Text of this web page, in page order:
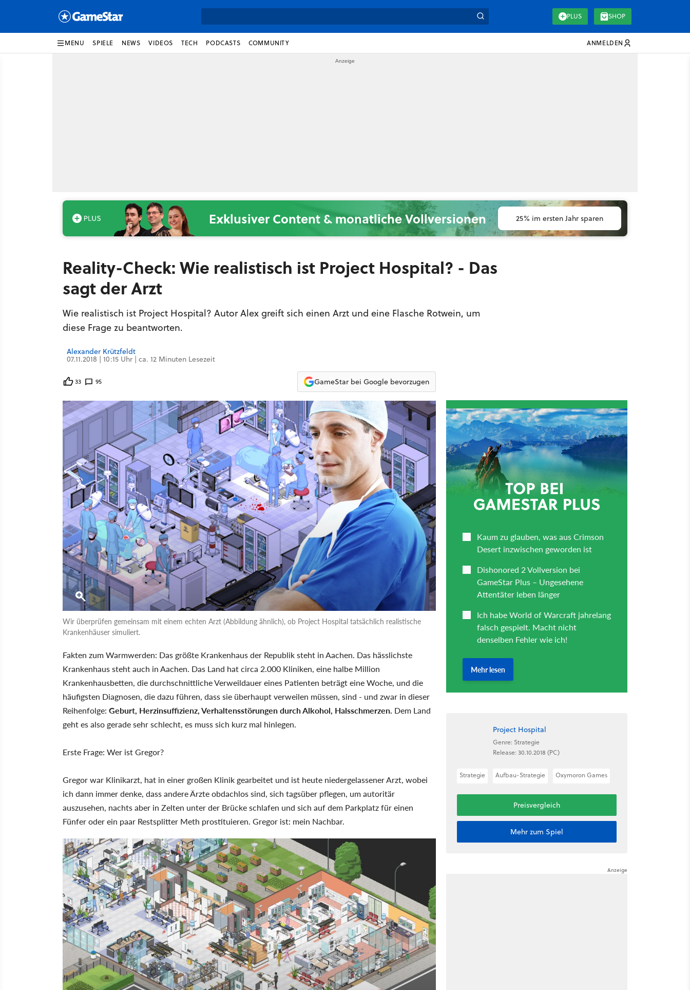
PLUS SHOP
MENU SPIELE NEWS VIDEOS TECH PODCASTS COMMUNITY ANMELDEN
Exklusiver Content & monatliche Vollversionen 25% im ersten Jahr sparen
Reality-Check: Wie realistisch ist Project Hospital? - Das
sagt der Arzt
Wie realistisch ist Project Hospital? Autor Alex greift sich einen Arzt und eine Flasche Rotwein, um
diese Frage zu beantworten.
Alexander Krützfeldt
07.11.2018 | 10:15 Uhr | ca. 12 Minuten Lesezeit
33 95 GameStar bei Google bevorzugen
Wir überprüfen gemeinsam mit einem echten Arzt (Abbildung ähnlich), ob Project Hospital tatsächlich realistische
Krankenhäuser simuliert.
Fakten zum Warmwerden: Das größte Krankenhaus der Republik steht in Aachen. Das hässlichste
Krankenhaus steht auch in Aachen. Das Land hat circa 2.000 Kliniken, eine halbe Million
Krankenhausbetten, die durchschnittliche Verweildauer eines Patienten beträgt eine Woche, und die
häufigsten Diagnosen, die dazu führen, dass sie überhaupt verweilen müssen, sind - und zwar in dieser
Reihenfolge: Geburt, Herzinsuffizienz, Verhaltensstörungen durch Alkohol, Halsschmerzen. Dem Land
geht es also gerade sehr schlecht, es muss sich kurz mal hinlegen.
Erste Frage: Wer ist Gregor?
Gregor war Klinikarzt, hat in einer großen Klinik gearbeitet und ist heute niedergelassener Arzt, wobei
ich dann immer denke, dass andere Ärzte obdachlos sind, sich tagsüber pflegen, um autoritär
auszusehen, nachts aber in Zelten unter der Brücke schlafen und sich auf dem Parkplatz für einen
Fünfer oder ein paar Restsplitter Meth prostituieren. Gregor ist: mein Nachbar.
Project Hospital
Genre: Strategie
Release: 30.10.2018 (PC)
Strategie Aufbau-Strategie Oxymoron Games
Preisvergleich
Mehr zum Spiel